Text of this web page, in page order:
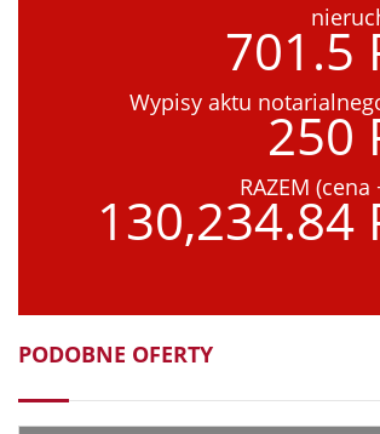
701.5
Wypisy aktu 250
RAZEM (cena
130,234.84
PODOBNE OFERTY